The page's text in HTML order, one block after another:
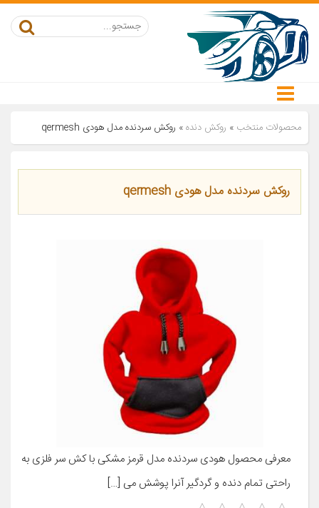
محصولات منتخب » روکش دنده» روکش سردنده مدل هودی qermesh
روکش سردنده مدل هودی qermesh
معرفی محصول هودی سردنده مدل قرمز مشکی با کش سر فلزی به
راحتی تمام دنده و گردگیر آنرا پوشش می […]